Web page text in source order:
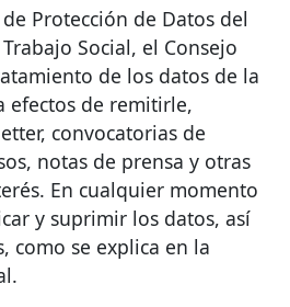
Protección de Datos del
Social, el Consejo
de los datos de la
efectos de remitirle,
convocatorias de
notas de prensa y otras
En cualquier momento
y suprimir los datos, así
como se explica en la